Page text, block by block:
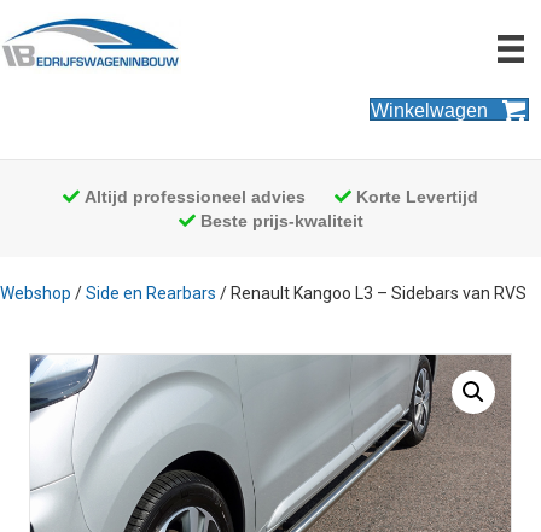
Winkelwagen
Altijd professioneel advies
Korte Levertijd
Beste prijs-kwaliteit
Webshop /Side en Rearbars / Renault Kangoo L3 – Sidebars van RVS